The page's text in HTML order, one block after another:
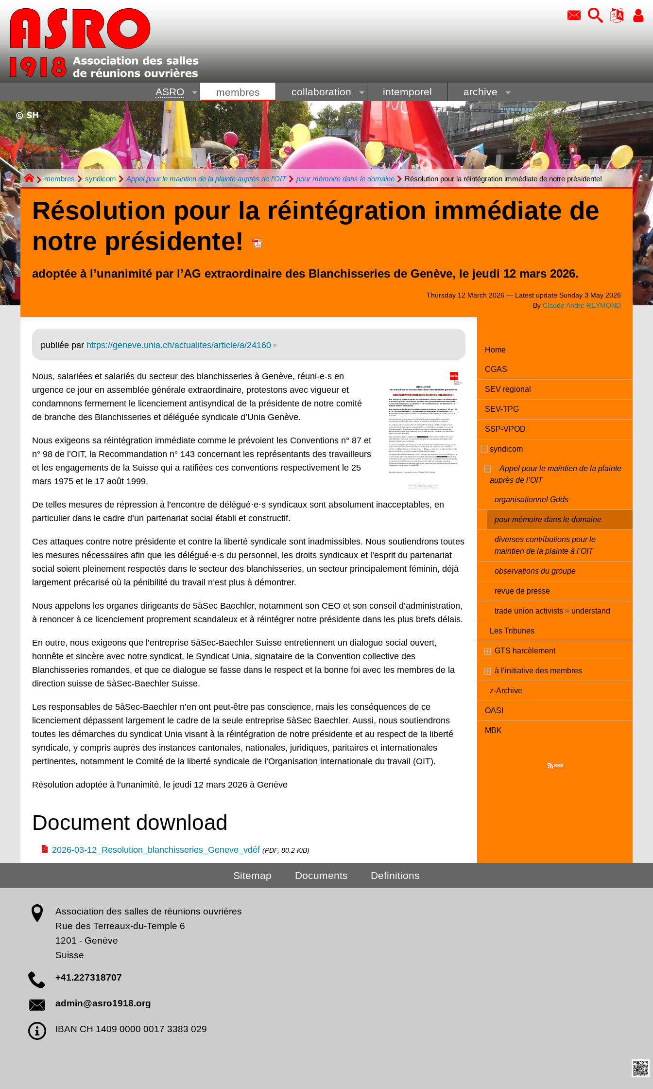
ASRO membres collaboration intemporel archive
membres syndicom Appel pour le maintien de la plainte auprès de l’OIT pour mémoire dans le domaine Résolution pour la réintégration immédiate de notre présidente!
Résolution pour la réintégration immédiate de
notre présidente!
adoptée à l’unanimité par l’AG extraordinaire des Blanchisseries de Genève, le jeudi 12 mars 2026.
Thursday 12 March 2026 — Latest update Sunday 3 May 2026
By Claude Andre REYMOND
publiée par https://geneve.unia.ch/actualites/article/a/24160
Nous, salariées et salariés du secteur des blanchisseries à Genève, réuni-e-s en
urgence ce jour en assemblée générale extraordinaire, protestons avec vigueur et
condamnons fermement le licenciement antisyndical de la présidente de notre comité
de branche des Blanchisseries et déléguée syndicale d’Unia Genève.
Nous exigeons sa réintégration immédiate comme le prévoient les Conventions n° 87 et
n° 98 de l’OIT, la Recommandation n° 143 concernant les représentants des travailleurs
et les engagements de la Suisse qui a ratifiées ces conventions respectivement le 25
mars 1975 et le 17 août 1999.
De telles mesures de répression à l’encontre de délégué·e·s syndicaux sont absolument inacceptables, en
particulier dans le cadre d’un partenariat social établi et constructif.
Ces attaques contre notre présidente et contre la liberté syndicale sont inadmissibles. Nous soutiendrons toutes
les mesures nécessaires afin que les délégué·e·s du personnel, les droits syndicaux et l’esprit du partenariat
social soient pleinement respectés dans le secteur des blanchisseries, un secteur principalement féminin, déjà
largement précarisé où la pénibilité du travail n’est plus à démontrer.
Nous appelons les organes dirigeants de 5àSec Baechler, notamment son CEO et son conseil d’administration,
à renoncer à ce licenciement proprement scandaleux et à réintégrer notre présidente dans les plus brefs délais.
En outre, nous exigeons que l’entreprise 5àSec-Baechler Suisse entretiennent un dialogue social ouvert,
honnête et sincère avec notre syndicat, le Syndicat Unia, signataire de la Convention collective des
Blanchisseries romandes, et que ce dialogue se fasse dans le respect et la bonne foi avec les membres de la
direction suisse de 5àSec-Baechler Suisse.
Les responsables de 5àSec-Baechler n’en ont peut-être pas conscience, mais les conséquences de ce
licenciement dépassent largement le cadre de la seule entreprise 5àSec Baechler. Aussi, nous soutiendrons
toutes les démarches du syndicat Unia visant à la réintégration de notre présidente et au respect de la liberté
syndicale, y compris auprès des instances cantonales, nationales, juridiques, paritaires et internationales
pertinentes, notamment le Comité de la liberté syndicale de l’Organisation internationale du travail (OIT).
Résolution adoptée à l’unanimité, le jeudi 12 mars 2026 à Genève
Document download
2026-03-12_Resolution_blanchisseries_Geneve_vdéf (PDF, 80.2 KiB)
Home
CGAS
SEV regional
SEV-TPG
SSP-VPOD
syndicom
Appel pour le maintien de la plainte
auprès de l’OIT
organisationnel Gdds
pour mémoire dans le domaine
diverses contributions pour le
maintien de la plainte à l’OIT
observations du groupe
revue de presse
trade union activists = understand
Les Tribunes
GTS harcèlement
à l’initiative des membres
z-Archive
OASI
MBK
Sitemap Documents Definitions
Association des salles de réunions ouvrières
Rue des Terreaux-du-Temple 6
1201 - Genève
Suisse
+41.227318707
admin@asro1918.org
IBAN CH 1409 0000 0017 3383 029